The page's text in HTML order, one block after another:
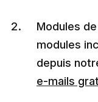
Modules
modules
depuis
e-mails